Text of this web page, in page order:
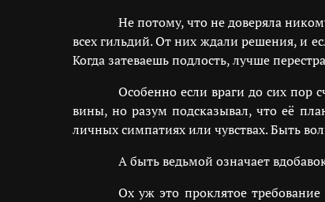
Не потому, что не доверяла
всех гильдий. От них ждали решения, и
Когда затеваешь подлость, лучше
Особенно если враги до сих пор
вины, но разум подсказывал, что её
личных симпатиях или чувствах. Быть
А быть ведьмой означает
Ох уж это проклятое